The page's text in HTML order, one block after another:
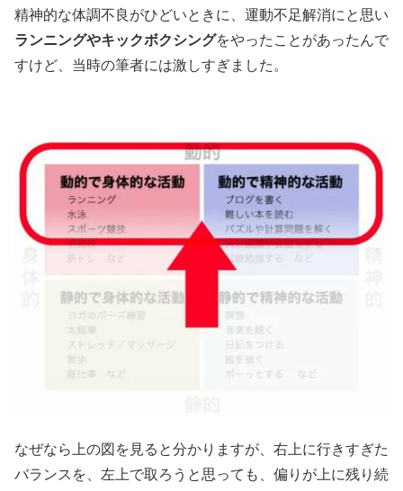
精神的な体調不良がひどいときに、運動不足解消にと思い
ランニングやキックボクシングをやったことがあったんで
すけど、当時の筆者には激しすぎました。
なぜなら上の図を見ると分かりますが、右上に行きすぎた
バランスを、左上で取ろうと思っても、偏りが上に残り続